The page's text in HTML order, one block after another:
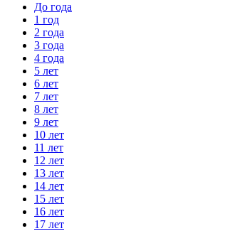
До года
1 год
2 года
3 года
4 года
5 лет
6 лет
7 лет
8 лет
9 лет
10 лет
11 лет
12 лет
13 лет
14 лет
15 лет
16 лет
17 лет